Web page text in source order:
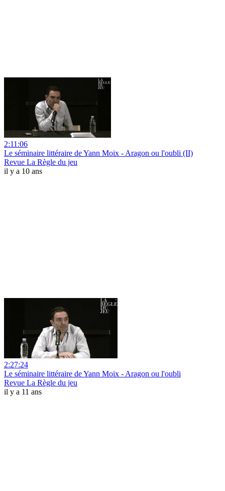
2:11:06
Le séminaire littéraire de Yann Moix - Aragon ou l'oubli (II)
Revue La Règle du jeu
il y a 10 ans
2:27:24
Le séminaire littéraire de Yann Moix - Aragon ou l'oubli
Revue La Règle du jeu
il y a 11 ans